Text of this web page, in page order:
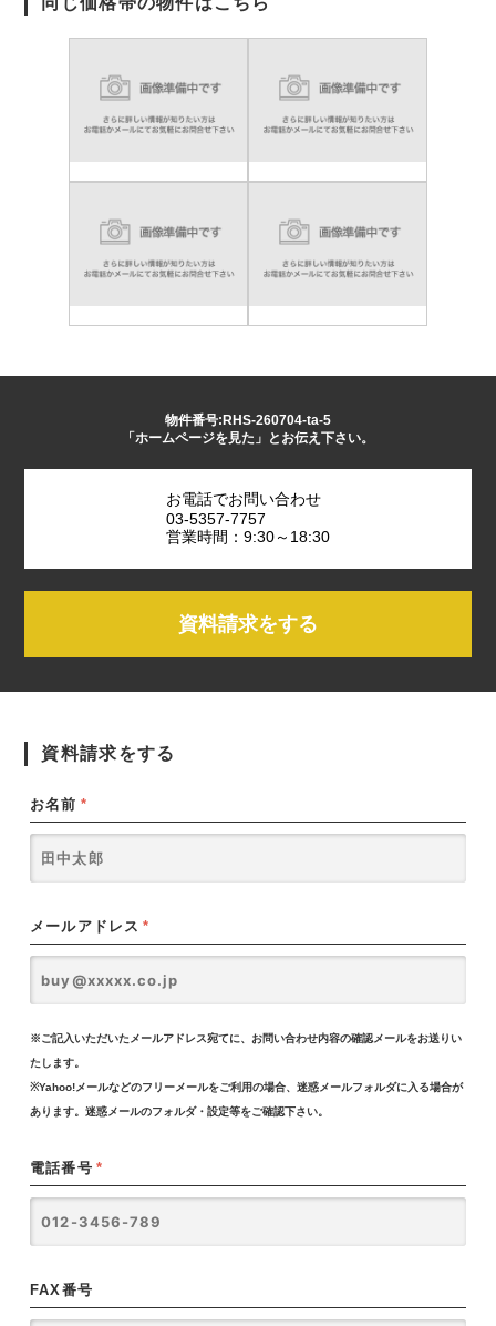
物件番号:RHS-260704-ta-5
「ホームページを見た」とお伝え下さい。
お電話でお問い合わせ
03-5357-7757
営業時間：9:30～18:30
資料請求をする
資料請求をする
お名前 *
メールアドレス *
※ご記入いただいたメールアドレス宛てに、お問い合わせ内容の確認メールをお送りい
たします。
※Yahoo!メールなどのフリーメールをご利用の場合、迷惑メールフォルダに入る場合が
あります。迷惑メールのフォルダ・設定等をご確認下さい。
電話番号 *
FAX番号